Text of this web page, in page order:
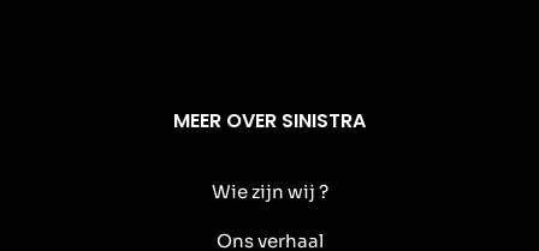
MEER OVER SINISTRA
Wie zijn wij ?
Ons verhaal